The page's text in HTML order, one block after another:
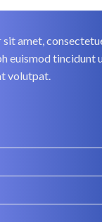
amet,
euismod tincidunt
volutpat.